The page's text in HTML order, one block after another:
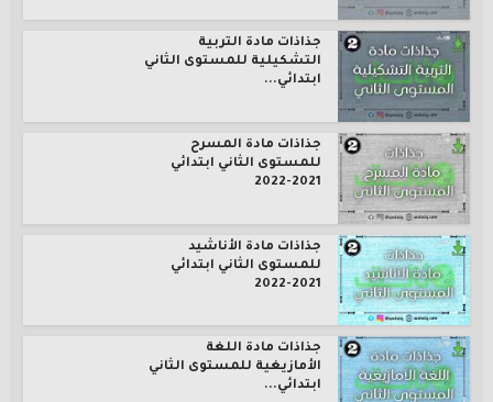
جذاذات مادة التربية
التشكيلية للمستوى الثاني
ابتدائي...
جذاذات مادة المسرح
للمستوى الثاني ابتدائي
2021-2022
جذاذات مادة الأناشيد
للمستوى الثاني ابتدائي
2021-2022
جذاذات مادة اللغة
الأمازيغية للمستوى الثاني
ابتدائي...